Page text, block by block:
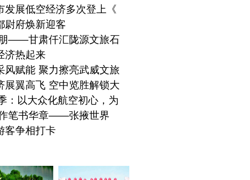
发展低空经济多次登上《
尉府焕新迎客
——甘肃仟汇陇源文旅石
济热起来
风赋能 聚力擦亮武威文旅
展翼高飞 空中览胜解锁大
：以大众化航空初心，为
笔书华章——张掖世界
客争相打卡